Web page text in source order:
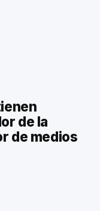
de la
de medios